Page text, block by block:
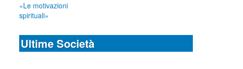
Ultime Società